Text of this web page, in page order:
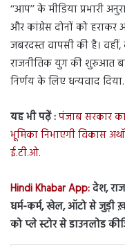
‘‘आप’’ के मीडिया प्रभारी
और कांग्रेस दोनों को हराकर
जबरदस्त वापसी की है।
राजनीतिक युग की शुरुआत
निर्णय के लिए धन्यवाद दिया.
यह भी पढ़ें :पंजाब सरकार
भूमिका निभाएगी विकास
ई.टी.ओ.
Hindi Khabar App:देश,
धर्म-कर्म, खेल, ऑटो से जुड़ी
को प्ले स्टोर से डाउनलोड